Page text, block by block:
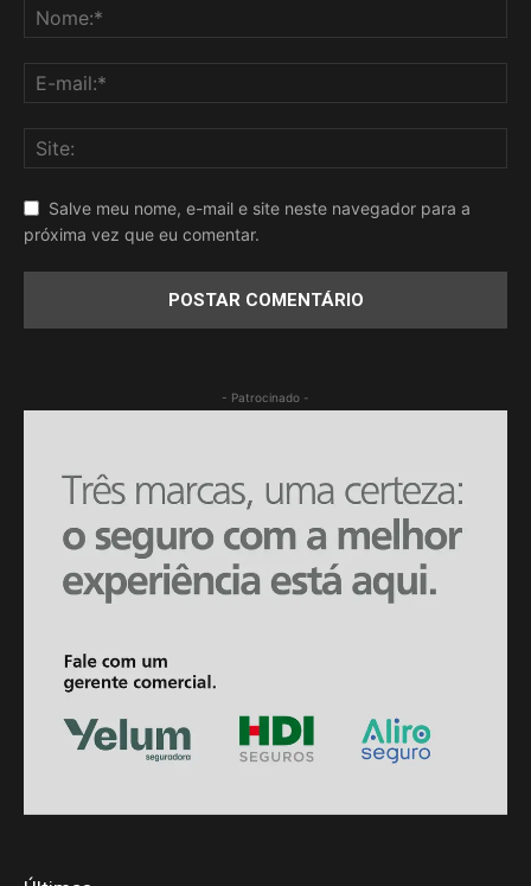
Salve meu nome, e-mail e site neste navegador para a
próxima vez que eu comentar.
- Patrocinado -